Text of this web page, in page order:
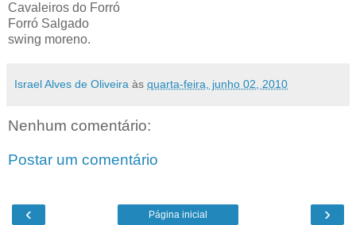
Cavaleiros do Forró
Forró Salgado
swing moreno.
Israel Alves de Oliveira às quarta-feira, junho 02, 2010
Nenhum comentário:
Postar um comentário
‹ ›
Página inicial